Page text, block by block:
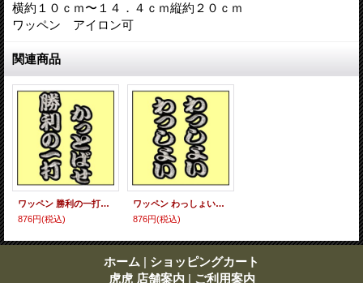
横約１０ｃｍ〜１４．４ｃｍ縦約２０ｃｍ
ワッペン アイロン可
関連商品
ワッペン 勝利の一打かっとばせ
876円(税込)
ワッペン わっしょいわっしょい
876円(税込)
ホーム | ショッピングカート
虎虎 店舗案内 | ご利用案内